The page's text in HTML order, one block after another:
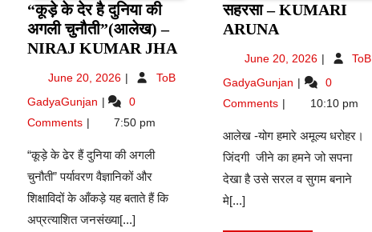
“कूड़े के देर है दुनिया की
अगली चुनौती”(आलेख) –
NIRAJ KUMAR JHA“कूड़े
चुनौती”(आलेख)
June 20, 2026 June
2026
ToB
GadyaGunjan “कूड़े
है
की
अगली
चुनौती”(आलेख)
0
Comments
7:50 pm
“कूड़े के ढेर हैं दुनिया की अगली
चुनौती” पर्यावरण वैज्ञानिकों और
शिक्षाविदों के आँकड़े यह बताते हैं कि
अप्रत्याशित जनसंख्या[...]
सहरसा – KUMARI
ARUNA
KUMARI
ARUNA
June 20, 2026 June
2026
ToB
GadyaGunjan सहरसा
Kumari
0
Comments
10:10 pm
आलेख -योग हमारे अमूल्य धरोहर।
जिंदगी जीने का हमने जो सपना
देखा है उसे सरल व सुगम बनाने
मे[...]